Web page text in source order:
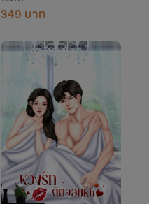
349 บาท